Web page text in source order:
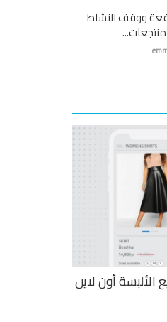
ووقف النشاط
أون لاين